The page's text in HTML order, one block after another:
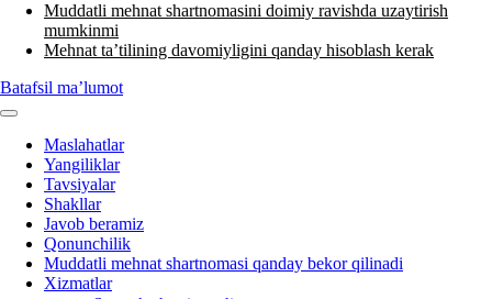
Muddatli mehnat shartnomasini doimiy ravishda uzaytirish
mumkinmi
Mehnat ta’tilining davomiyligini qanday hisoblash kerak
Batafsil ma’lumot
Maslahatlar
Yangiliklar
Tavsiyalar
Shakllar
Javob beramiz
Qonunchilik
Muddatli mehnat shartnomasi qanday bekor qilinadi
Xizmatlar